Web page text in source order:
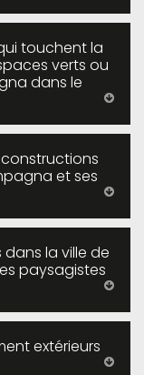
touchent la
verts ou
dans le
et ses
la ville de
paysagistes
extérieurs